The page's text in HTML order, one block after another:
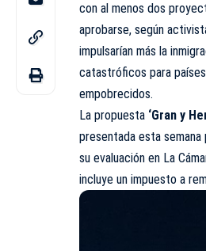
con al menos dos
aprobarse, según
impulsarían más la
catastróficos para
empobrecidos.
La propuesta ‘Gran y
presentada esta
su evaluación en La
incluye un impuesto a